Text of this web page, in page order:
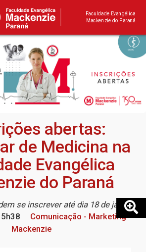
Faculdade Evangélica
Mackenzie do Paraná
abertas:
de Medicina na
Evangélica
do Paraná
se inscrever até dia 18 de janeiro
Comunicação - Marketing
Mackenzie